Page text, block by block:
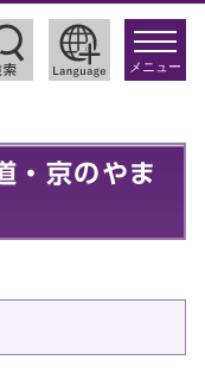
toggle
メニュー
・京のやま